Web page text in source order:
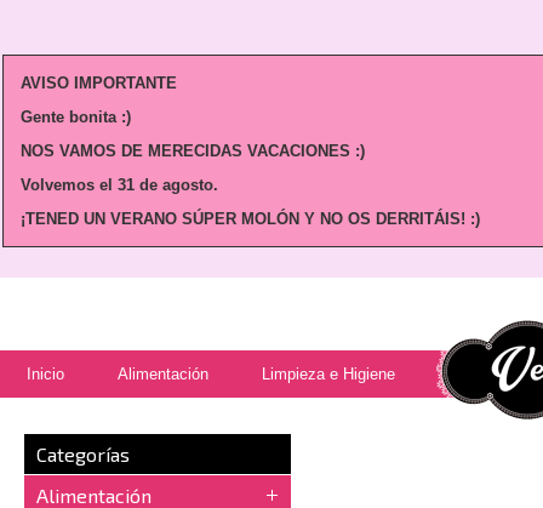
AVISO IMPORTANTE
Gente bonita :)
NOS VAMOS DE MERECIDAS VACACIONES :)
Volvemos el 31 de agosto.
¡TENED UN VERANO SÚPER MOLÓN Y NO OS DERRITÁIS! :)
Inicio Alimentación Limpieza e Higiene
Categorías
Alimentación